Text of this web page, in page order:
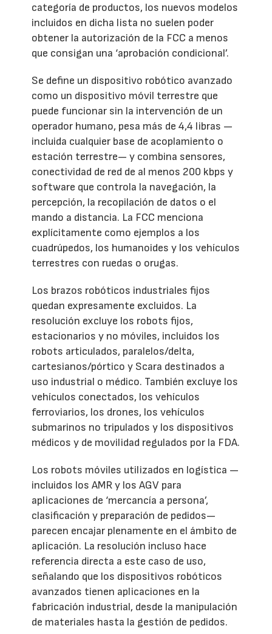
categoría de productos, los nuevos modelos
incluidos en dicha lista no suelen poder
obtener la autorización de la FCC a menos
que consigan una ‘aprobación condicional’.
Se define un dispositivo robótico avanzado
como un dispositivo móvil terrestre que
puede funcionar sin la intervención de un
operador humano, pesa más de 4,4 libras —
incluida cualquier base de acoplamiento o
estación terrestre— y combina sensores,
conectividad de red de al menos 200 kbps y
software que controla la navegación, la
percepción, la recopilación de datos o el
mando a distancia. La FCC menciona
explícitamente como ejemplos a los
cuadrúpedos, los humanoides y los vehículos
terrestres con ruedas o orugas.
Los brazos robóticos industriales fijos
quedan expresamente excluidos. La
resolución excluye los robots fijos,
estacionarios y no móviles, incluidos los
robots articulados, paralelos/delta,
cartesianos/pórtico y Scara destinados a
uso industrial o médico. También excluye los
vehículos conectados, los vehículos
ferroviarios, los drones, los vehículos
submarinos no tripulados y los dispositivos
médicos y de movilidad regulados por la FDA.
Los robots móviles utilizados en logística —
incluidos los AMR y los AGV para
aplicaciones de ‘mercancía a persona’,
clasificación y preparación de pedidos—
parecen encajar plenamente en el ámbito de
aplicación. La resolución incluso hace
referencia directa a este caso de uso,
señalando que los dispositivos robóticos
avanzados tienen aplicaciones en la
fabricación industrial, desde la manipulación
de materiales hasta la gestión de pedidos.